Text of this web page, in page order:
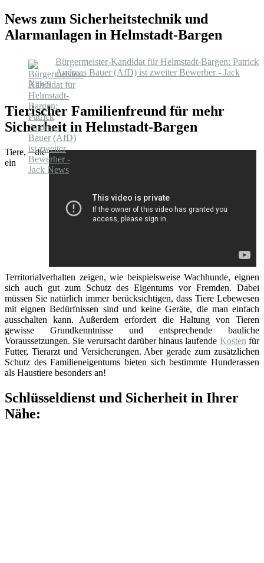
News zum Sicherheitstechnik und
Alarmanlagen in Helmstadt-Bargen
Bürgermeister-Kandidat für Helmstadt-Bargen: Patrick
Andreas Bauer (AfD) ist zweiter Bewerber - Jack
News
Tierischer Familienfreund für mehr
Sicherheit in Helmstadt-Bargen
Tiere, die
ein
Territorialverhalten zeigen, wie beispielsweise Wachhunde, eignen
sich auch gut zum Schutz des Eigentums vor Fremden. Dabei
müssen Sie natürlich immer berücksichtigen, dass Tiere Lebewesen
mit eignen Bedürfnissen sind und keine Geräte, die man einfach
ausschalten kann. Außerdem erfordert die Haltung von Tieren
gewisse Grundkenntnisse und entsprechende bauliche
Voraussetzungen. Sie verursacht darüber hinaus laufende Kosten für
Futter, Tierarzt und Versicherungen. Aber gerade zum zusätzlichen
Schutz des Familieneigentums bieten sich bestimmte Hunderassen
als Haustiere besonders an!
Schlüsseldienst und Sicherheit in Ihrer
Nähe: